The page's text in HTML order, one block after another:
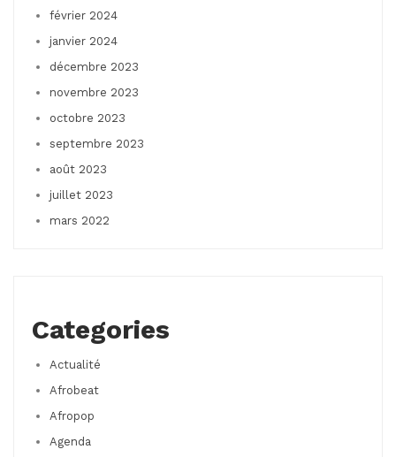
février 2024
janvier 2024
décembre 2023
novembre 2023
octobre 2023
septembre 2023
août 2023
juillet 2023
mars 2022
Categories
Actualité
Afrobeat
Afropop
Agenda